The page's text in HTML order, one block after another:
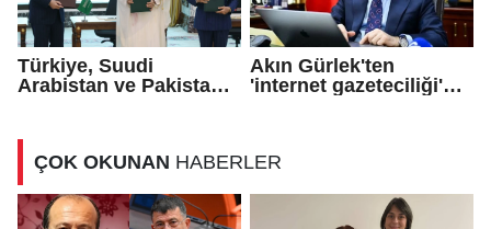
Türkiye, Suudi
Arabistan ve Pakistan
imzalandı
Akın Gürlek'ten
'internet gazeteciliği'
ÇOK OKUNAN HABERLER